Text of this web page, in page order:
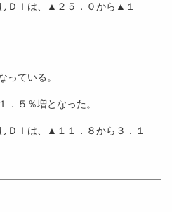
ＤＩは、▲２５．０から▲１
っている。
．５％増となった。
ＤＩは、▲１１．８から３．１